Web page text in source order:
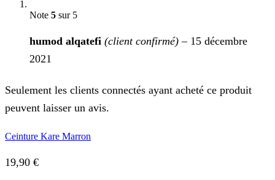
Note 5 sur 5
humod alqatefi (client confirmé) – 15 décembre
2021
Seulement les clients connectés ayant acheté ce produit
peuvent laisser un avis.
Ceinture Kare Marron
19,90 €